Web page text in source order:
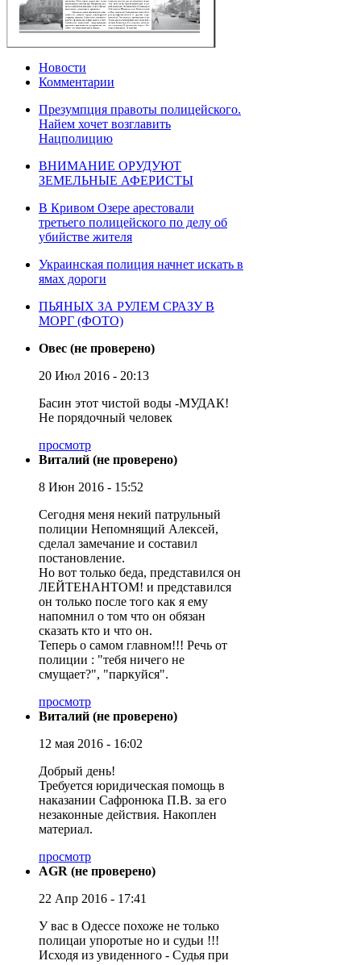
Новости
Комментарии
Презумпция правоты полицейского.
Найем хочет возглавить
Нацполицию
ВНИМАНИЕ ОРУДУЮТ
ЗЕМЕЛЬНЫЕ АФЕРИСТЫ
В Кривом Озере арестовали
третьего полицейского по делу об
убийстве жителя
Украинская полиция начнет искать в
ямах дороги
ПЬЯНЫХ ЗА РУЛЕМ СРАЗУ В
МОРГ (ФОТО)
Овес (не проверено)
20 Июл 2016 - 20:13
Басин этот чистой воды -МУДАК!
Не порядочный человек
просмотр
Виталий (не проверено)
8 Июн 2016 - 15:52
Сегодня меня некий патрульный
полиции Непомнящий Алексей,
сделал замечание и составил
постановление.
Но вот только беда, представился он
ЛЕЙТЕНАНТОМ! и представился
он только после того как я ему
напомнил о том что он обязан
сказать кто и что он.
Теперь о самом главном!!! Речь от
полиции : "тебя ничего не
смущает?", "паркуйся".
просмотр
Виталий (не проверено)
12 мая 2016 - 16:02
Добрый день!
Требуется юридическая помощь в
наказании Сафронюка П.В. за его
незаконные действия. Накоплен
материал.
просмотр
AGR (не проверено)
22 Апр 2016 - 17:41
У вас в Одессе похоже не только
полицаи упоротые но и судьи !!!
Исходя из увиденного - Судья при